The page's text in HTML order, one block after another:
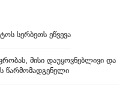
სერბეთს ეწვევა
მისი დაუყოვნებლივი და
წარმომადგენელი